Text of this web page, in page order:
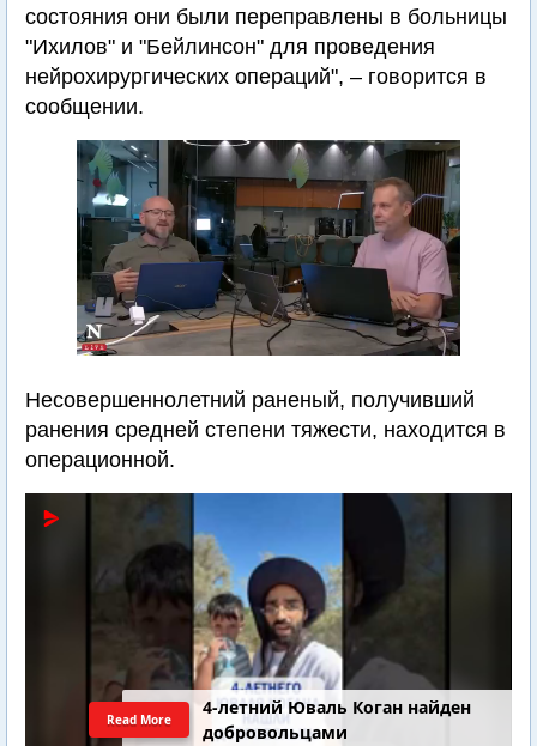
состояния они были переправлены в больницы
"Ихилов" и "Бейлинсон" для проведения
нейрохирургических операций", – говорится в
сообщении.
Несовершеннолетний раненый, получивший
ранения средней степени тяжести, находится в
операционной.
4-летний Юваль Коган найден
добровольцами
Read More